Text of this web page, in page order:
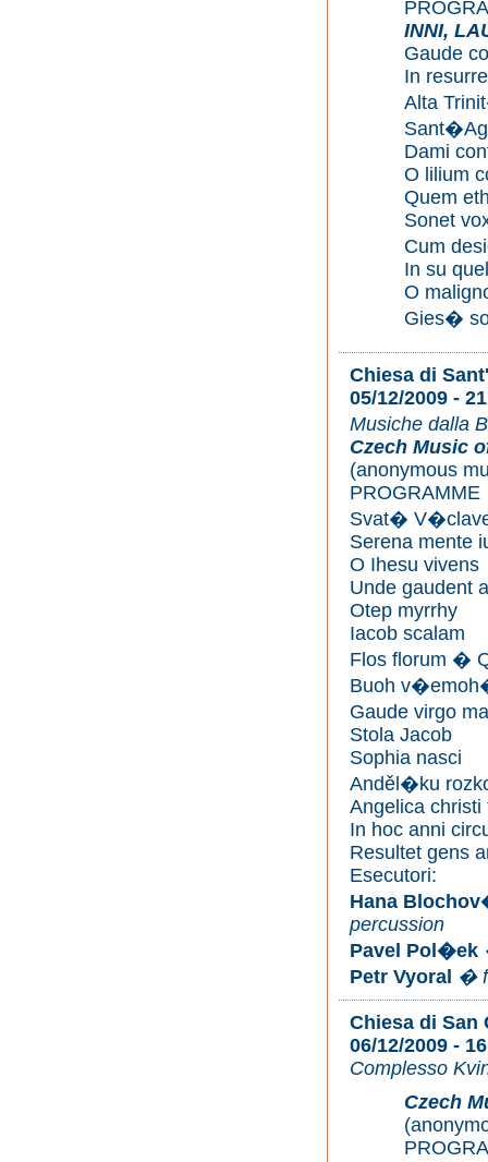
INNI,
Gaude
In
Alta
Dami
O lilium
Quem
Sonet
Cum
In su
O
Gies�
Chiesa di
05/12/2009 -
Musiche dalla
Czech Music
(anonymous
PROGRAMME
Svat�
Serena mente
O Ihesu vivens
Unde gaudent
Otep myrrhy
Iacob scalam
Flos florum �
Buoh
Gaude virgo
Stola Jacob
Sophia nasci
Anděl�ku
Angelica christi
In hoc anni
Resultet gens
Esecutori:
Hana
percussion
Pavel Pol�ek
Petr Vyoral �
Chiesa di San
06/12/2009 -
Complesso
Czech